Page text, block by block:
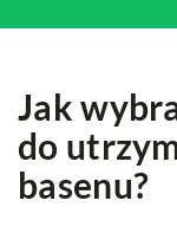
Jak
do
basenu?